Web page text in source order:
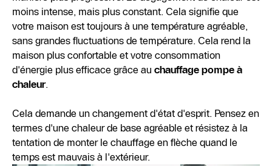
moins intense, mais plus constant. Cela signifie que
votre maison est toujours à une température agréable,
sans grandes fluctuations de température. Cela rend la
maison plus confortable et votre consommation
d'énergie plus efficace grâce au chauffage pompe à
chaleur.
Cela demande un changement d'état d'esprit. Pensez en
termes d'une chaleur de base agréable et résistez à la
tentation de monter le chauffage en flèche quand le
temps est mauvais à l'extérieur.